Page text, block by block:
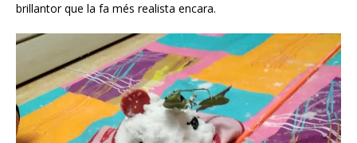
brillantor que la fa més realista encara.